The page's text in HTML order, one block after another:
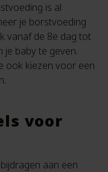
is al
je borstvoeding
vanaf de 8e dag tot
je baby te geven.
ook kiezen voor een
voor
aan een